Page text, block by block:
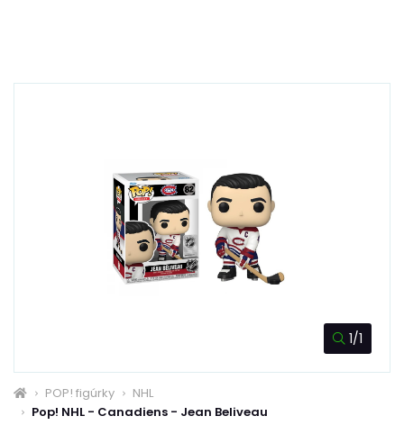
1/1
POP! figúrky
NHL
Pop! NHL - Canadiens - Jean Beliveau